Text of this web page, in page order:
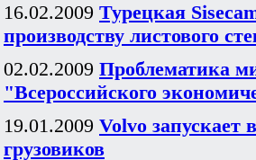
16.02.2009 Турецкая
производству листового
02.02.2009 Проблематика
"Всероссийского
19.01.2009 Volvo запускает
грузовиков